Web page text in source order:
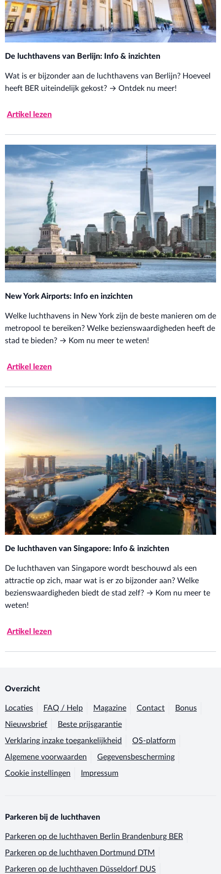
De luchthavens van Berlijn: Info & inzichten
Wat is er bijzonder aan de luchthavens van Berlijn? Hoeveel
heeft BER uiteindelijk gekost? → Ontdek nu meer!
Artikel lezen
New York Airports: Info en inzichten
Welke luchthavens in New York zijn de beste manieren om de
metropool te bereiken? Welke bezienswaardigheden heeft de
stad te bieden? → Kom nu meer te weten!
Artikel lezen
De luchthaven van Singapore: Info & inzichten
De luchthaven van Singapore wordt beschouwd als een
attractie op zich, maar wat is er zo bijzonder aan? Welke
bezienswaardigheden biedt de stad zelf? → Kom nu meer te
weten!
Artikel lezen
Overzicht
Locaties FAQ / Help Magazine Contact Bonus
Nieuwsbrief Beste prijsgarantie
Verklaring inzake toegankelijkheid OS-platform
Algemene voorwaarden Gegevensbescherming
Cookie instellingen Impressum
Parkeren bij de luchthaven
Parkeren op de luchthaven Berlin Brandenburg BER
Parkeren op de luchthaven Dortmund DTM
Parkeren op de luchthaven Düsseldorf DUS